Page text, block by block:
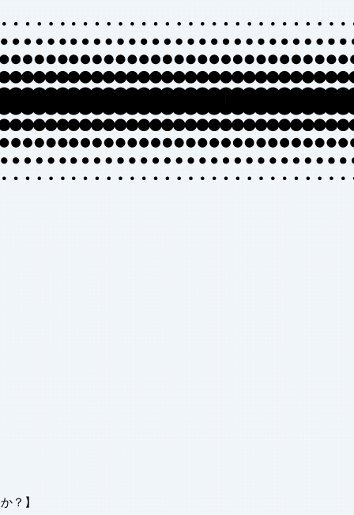
？】